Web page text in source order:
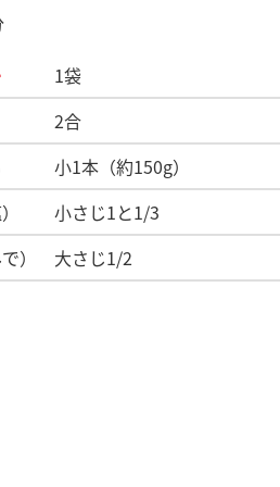
1袋
合
小1本（約150g）
） 小さじ1と1/3
で） 大さじ1/2